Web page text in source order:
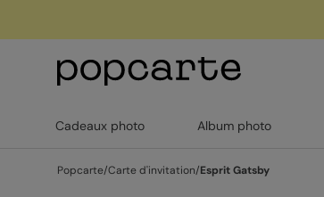
Cadeaux photo Album photo
Popcarte/Carte d'invitation/Esprit Gatsby